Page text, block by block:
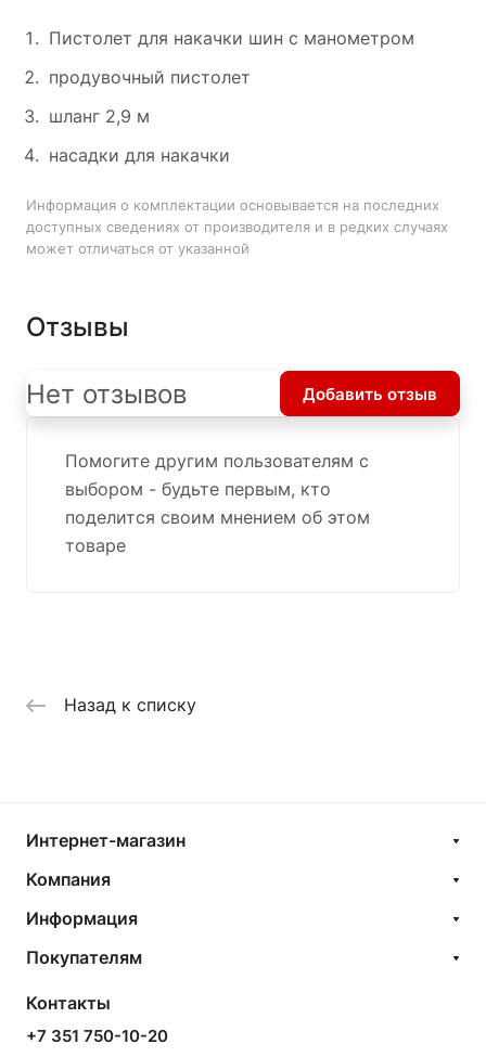
Пистолет для накачки шин с манометром
продувочный пистолет
шланг 2,9 м
насадки для накачки
Информация о комплектации основывается на последних
доступных сведениях от производителя и в редких случаях
может отличаться от указанной
Отзывы
Помогите другим пользователям с
выбором - будьте первым, кто
поделится своим мнением об этом
товаре
Нет отзывов Добавить отзыв
Назад к списку
Интернет-магазин
Компания
Информация
Покупателям
Контакты
+7 351 750-10-20